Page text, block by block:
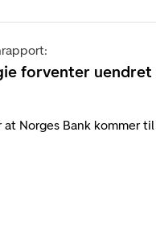
forventer
at Norges Bank kommer